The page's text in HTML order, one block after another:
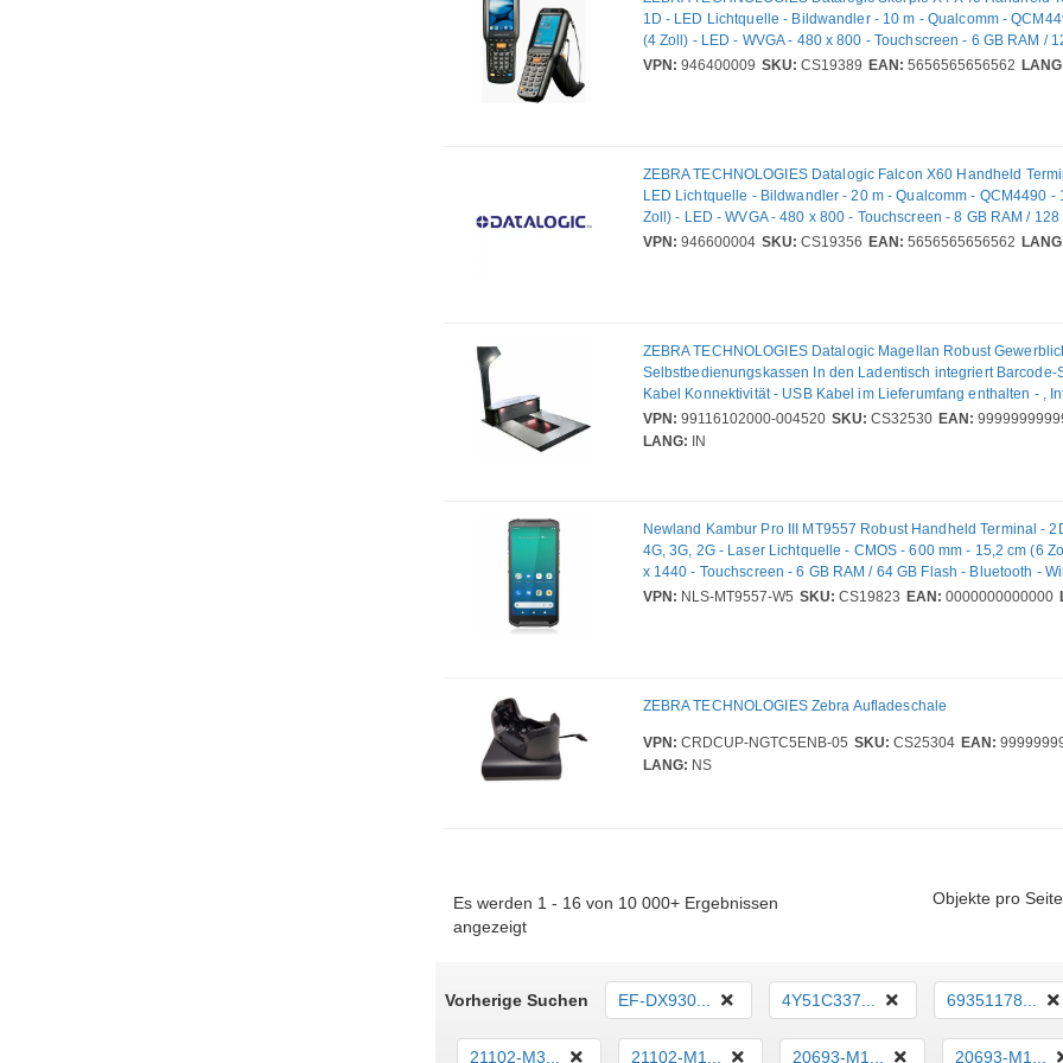
1D - LED Lichtquelle - Bildwandler - 10 m - Qualcomm -
(4 Zoll) - LED - WVGA - 480 x 800 - Touchscreen - 6 GB RAM /
Bluetooth - Wireless LAN IEEE 802.11 a/b/g/n/ac/ax/d/h/i/r/k/v/w/
VPN: 946400009 SKU: CS19389 EAN: 5656565656562
ZEBRA TECHNOLOGIES Datalogic Falcon X60 Handheld
LED Lichtquelle - Bildwandler - 20 m - Qualcomm - QCM4490 -
Zoll) - LED - WVGA - 480 x 800 - Touchscreen - 8 GB RAM / 128
Bluetooth - Wireless LAN IEEE 802.11 a/b/g/n/ac/ax/d/h/i/r/k/v/w/
VPN: 946600004 SKU: CS19356 EAN: 5656565656562
ZEBRA TECHNOLOGIES Datalogic Magellan Robust
Selbstbedienungskassen In den Ladentisch integriert Barcode-
Kabel Konnektivität - USB Kabel im Lieferumfang enthalten - ,
VPN: 99116102000-004520 SKU: CS32530 EAN:
LANG: IN
Newland Kambur Pro III MT9557 Robust Handheld Terminal -
4G, 3G, 2G - Laser Lichtquelle - CMOS - 600 mm - 15,2 cm (6
x 1440 - Touchscreen - 6 GB RAM / 64 GB Flash - Bluetooth -
GPS - Vordere Kamera - Hintere Kamera - Android 15 -
VPN: NLS-MT9557-W5 SKU: CS19823 EAN: 0000000000000
ZEBRA TECHNOLOGIES Zebra Aufladeschale
VPN: CRDCUP-NGTC5ENB-05 SKU: CS25304 EAN:
LANG: NS
Es werden 1 - 16 von 10 000+ Ergebnissen
angezeigt
Objekte pro
Vorherige Suchen EF-DX930... 4Y51C337... 69351178...
21102-M3... 21102-M1... 20693-M1... 20693-M1...